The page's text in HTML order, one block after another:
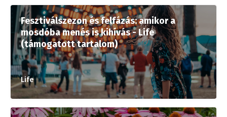
Fesztiválszezon és felfázás: amikor a
mosdóba menés is kihívás - Life
(támogatott tartalom)
Life